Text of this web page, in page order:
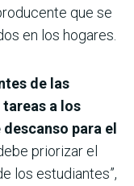
que se
en los hogares.
de las
a los
para el
priorizar el
los estudiantes”,